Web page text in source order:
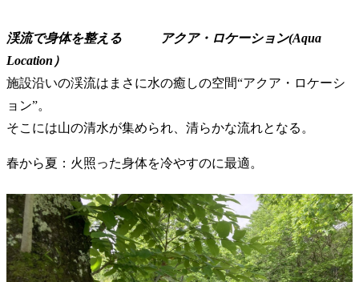
渓流で身体を整える アクア・ロケーション(Aqua
Location）
施設沿いの渓流はまさに水の癒しの空間“アクア・ロケーシ
ョン”。
そこには山の清水が集められ、清らかな流れとなる。
春から夏：火照った身体を冷やすのに最適。